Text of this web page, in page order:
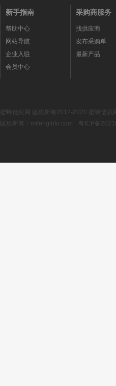
新手指南
帮助中心
网站导航
企业入驻
会员中心
采购商服务
找供应商
发布采购单
最新产品
蜜蜂信息网 版权所有2012-2020 蜜蜂信
版权所有：mifenginfo.com
粤ICP备